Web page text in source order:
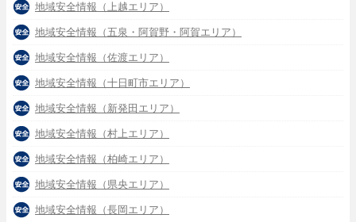
地域安全情報（上越エリア）
地域安全情報（五泉・阿賀野・阿賀エリア）
地域安全情報（佐渡エリア）
地域安全情報（十日町市エリア）
地域安全情報（新発田エリア）
地域安全情報（村上エリア）
地域安全情報（柏崎エリア）
地域安全情報（県央エリア）
地域安全情報（長岡エリア）